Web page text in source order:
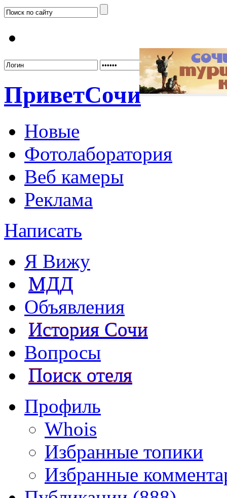
ПриветСочи
Новые
Фотолаборатория
Веб камеры
Реклама
Написать
Я Вижу
МДД
Объявления
История Сочи
Вопросы
Поиск отеля
Профиль
Whois
Избранные топики
Избранные